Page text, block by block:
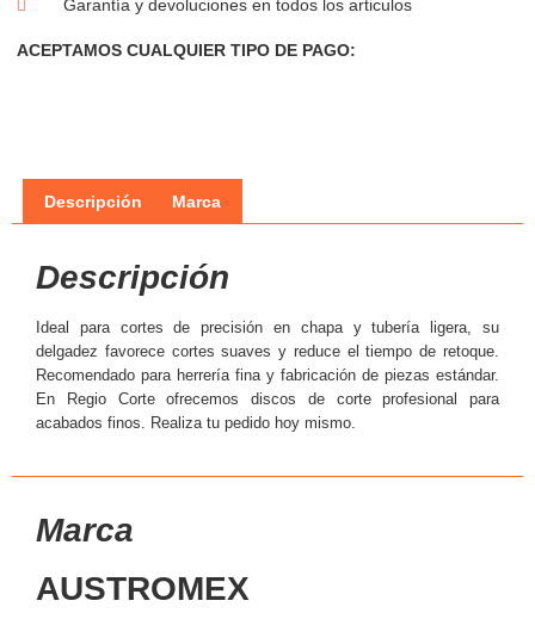
Garantía y devoluciones en todos los articulos
ACEPTAMOS CUALQUIER TIPO DE PAGO:
Descripción Marca
Descripción
Ideal para cortes de precisión en chapa y tubería ligera, su
delgadez favorece cortes suaves y reduce el tiempo de retoque.
Recomendado para herrería fina y fabricación de piezas estándar.
En Regio Corte ofrecemos discos de corte profesional para
acabados finos. Realiza tu pedido hoy mismo.
Marca
AUSTROMEX